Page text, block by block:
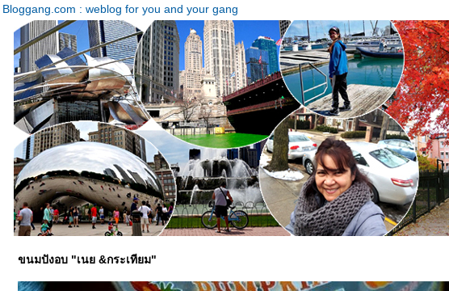
Bloggang.com : weblog for you and your gang
ขนมปังอบ "เนย &กระเทียม"